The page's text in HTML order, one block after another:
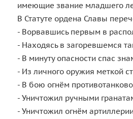
имеющие звание младшего
В Статуте ордена Славы
- Ворвавшись первым в
- Находясь в загоревшемся
- В минуту опасности спас
- Из личного оружия меткой
- В бою огнём
- Уничтожил ручными
- Уничтожил огнём